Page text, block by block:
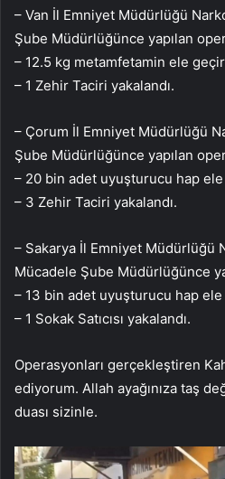
– Van İl Emniyet Müdürlüğü
Şube Müdürlüğünce yapılan
– 12.5 kg metamfetamin ele
– 1 Zehir Taciri yakalandı.
– Çorum İl Emniyet Müdürlüğü
Şube Müdürlüğünce yapılan
– 20 bin adet uyuşturucu hap
– 3 Zehir Taciri yakalandı.
– Sakarya İl Emniyet Müdürlüğü
Mücadele Şube Müdürlüğünce
– 13 bin adet uyuşturucu hap
– 1 Sokak Satıcısı yakalandı.
Operasyonları gerçekleştiren
ediyorum. Allah ayağınıza taş
duası sizinle.